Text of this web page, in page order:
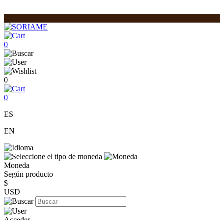
0
0
0
ES
EN
Moneda
Según producto
$
USD